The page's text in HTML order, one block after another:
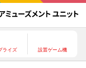
ライズ 設置ゲーム機